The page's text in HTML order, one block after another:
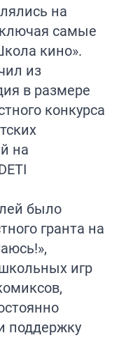
на
самые
кино».
из
в размере
конкурса
на
было
гранта на
игр
поддержку